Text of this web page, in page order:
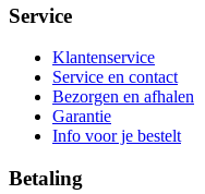
Service
Klantenservice
Service en contact
Bezorgen en afhalen
Garantie
Info voor je bestelt
Betaling